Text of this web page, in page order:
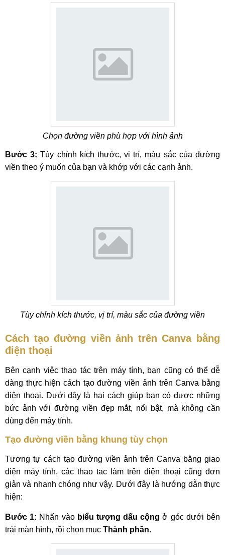
Chọn đường viền phù hợp với hình ảnh
Bước 3: Tùy chỉnh kích thước, vị trí, màu sắc của đường
viền theo ý muốn của bạn và khớp với các cạnh ảnh.
Tùy chỉnh kích thước, vị trí, màu sắc của đường viền
Cách tạo đường viền ảnh trên Canva bằng
điện thoại
Bên cạnh việc thao tác trên máy tính, bạn cũng có thể dễ
dàng thực hiện cách tạo đường viền ảnh trên Canva bằng
điện thoại. Dưới đây là hai cách giúp bạn có được những
bức ảnh với đường viền đẹp mắt, nổi bật, mà không cần
dùng đến máy tính.
Tạo đường viền bằng khung tùy chọn
Tương tự cách tạo đường viền ảnh trên Canva bằng giao
diện máy tính, các thao tac làm trên điện thoại cũng đơn
giản và nhanh chóng như vậy. Dưới đây là hướng dẫn thực
hiện:
Bước 1: Nhấn vào biểu tượng dấu cộng ở góc dưới bên
trái màn hình, rồi chọn mục Thành phần.